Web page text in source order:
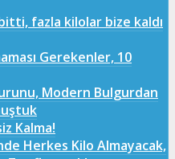
fazla kilolar bize kaldı
Gerekenler, 10
Modern Bulgurdan
Kalma!
Herkes Kilo Almayacak,